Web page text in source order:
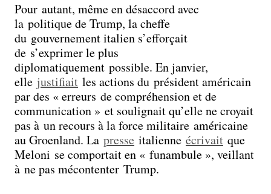
Pour autant, même en désaccord avec
la politique de Trump, la cheffe
du gouvernement italien s’efforçait
de s’exprimer le plus
diplomatiquement possible. En janvier,
elle justifiait les actions du président américain
par des « erreurs de compréhension et de
communication » et soulignait qu’elle ne croyait
pas à un recours à la force militaire américaine
au Groenland. La presse italienne écrivait que
Meloni se comportait en « funambule », veillant
à ne pas mécontenter Trump.